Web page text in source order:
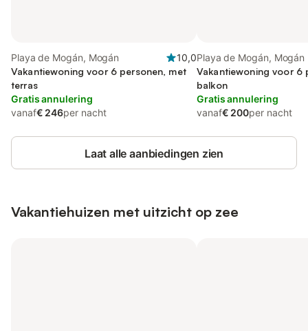
Playa de Mogán, Mogán
10,0
Vakantiewoning voor 6 personen, met
terras
Gratis annulering
vanaf€ 246per nacht
Playa de Mogán, Mogán
Vakantiewoning voor 6
balkon
Gratis annulering
vanaf€ 200per nacht
Laat alle aanbiedingen zien
Vakantiehuizen met uitzicht op zee